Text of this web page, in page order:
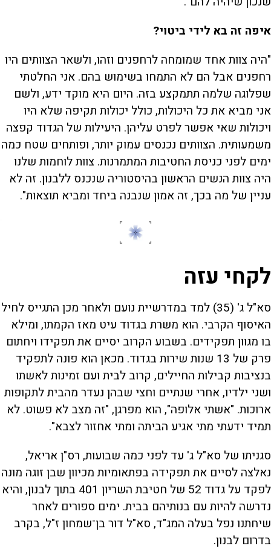
איפה זה בא לידי ביטוי?
"היה צוות אחד שמומחה לרחפנים וזהו, ולשאר הצוותים היו
רחפנים אבל הם לא התמחו בשימוש בהם. אני החלטתי
שפלוגה שלמה תתמקצע בזה. היום היא מוקד ידע, ולשם
אני מביא את כל היכולות, כולל יכולות תקיפה שלא היו
ויכולות שאי אפשר לפרט עליהן. היעילות של הגדוד קפצה
משמעותית. הצוותים נכנסים עמוק יותר, ופותחים שטח כמה
ימים לפני כניסת החטיבות המתמרנות. צוות לוחמות שלנו
היה צוות הנשים הראשון בהיסטוריה שנכנס ללבנון. זה לא
עניין של מה בכך, זה אמון שנבנה ביחד ומביא תוצאות".
לקחי עזה
סא"ל ג' (35) למד במדרשיית נועם ולאחר מכן התגייס לחיל
האיסוף הקרבי. הוא משרת בגדוד עיט מאז הקמתו, ומילא
בו מגוון תפקידים. בשבוע הקרוב יסיים את תפקידו ויחתום
פרק של 13 שנות שירות בגדוד. מכאן הוא פונה לתפקיד
בנציבות קבילות החיילים, קרוב לבית ועם זמינות לאשתו
ושני ילדיו, אחרי שנתיים וחצי שבהן נעדר מהבית לתקופות
ארוכות. "אשתי אלופה", הוא מפרגן, "זה מצב לא פשוט. לא
תמיד ידעתי מתי אגיע הביתה ומתי אחזור לצבא".
סגניתו של סא"ל ג' עד לפני כמה שבועות, רס"ן אריאל,
נאלצה לסיים את תפקידה בפתאומיות מכיוון שבן זוגה מונה
לפקד על גדוד 52 של חטיבת השריון 401 בתוך לבנון, והיא
נדרשה להיות עם בנותיהם בבית. ימים ספורים לאחר
שיחתנו נפל בעלה המג"ד, סא"ל דור בן־שמחון ז"ל, בקרב
בדרום לבנון.